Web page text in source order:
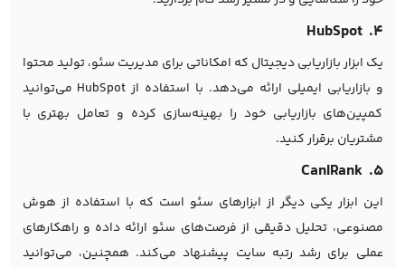
۴. HubSpot
یک ابزار بازاریابی دیجیتال که امکاناتی برای مدیریت سئو، تولید محتوا
و بازاریابی ایمیلی ارائه می‌دهد. با استفاده از HubSpot می‌توانید
کمپین‌های بازاریابی خود را بهینه‌سازی کرده و تعامل بهتری با
مشتریان برقرار کنید.
۵. CanIRank
این ابزار یکی دیگر از ابزارهای سئو است که با استفاده از هوش
مصنوعی، تحلیل دقیقی از فرصت‌های سئو ارائه داده و راهکارهای
عملی برای رشد رتبه سایت پیشنهاد می‌کند. همچنین، می‌توانید